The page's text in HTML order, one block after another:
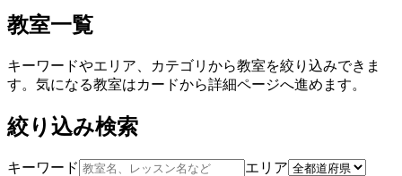
教室一覧
キーワードやエリア、カテゴリから教室を絞り込みできま
す。気になる教室はカードから詳細ページへ進めます。
絞り込み検索
キーワード
エリア